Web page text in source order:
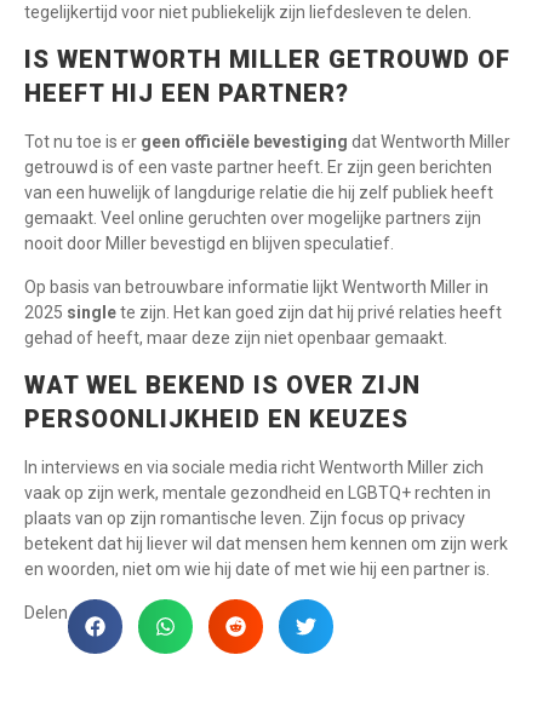
tegelijkertijd voor niet publiekelijk zijn liefdesleven te delen.
IS WENTWORTH MILLER GETROUWD OF
HEEFT HIJ EEN PARTNER?
Tot nu toe is er geen officiële bevestiging dat Wentworth Miller
getrouwd is of een vaste partner heeft. Er zijn geen berichten
van een huwelijk of langdurige relatie die hij zelf publiek heeft
gemaakt. Veel online geruchten over mogelijke partners zijn
nooit door Miller bevestigd en blijven speculatief.
Op basis van betrouwbare informatie lijkt Wentworth Miller in
2025 singlete zijn. Het kan goed zijn dat hij privé relaties heeft
gehad of heeft, maar deze zijn niet openbaar gemaakt.
WAT WEL BEKEND IS OVER ZIJN
PERSOONLIJKHEID EN KEUZES
In interviews en via sociale media richt Wentworth Miller zich
vaak op zijn werk, mentale gezondheid en LGBTQ+ rechten in
plaats van op zijn romantische leven. Zijn focus op privacy
betekent dat hij liever wil dat mensen hem kennen om zijn werk
en woorden, niet om wie hij date of met wie hij een partner is.
Delen